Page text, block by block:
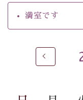
・チェックイン15
【お食事】
・夕食は地産地消
満室です